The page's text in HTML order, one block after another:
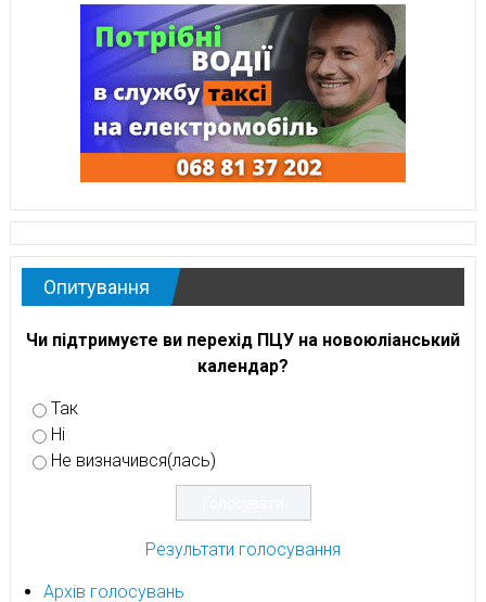
Опитування
Чи підтримуєте ви перехід ПЦУ на новоюліанський
календар?
Так
Ні
Не визначився(лась)
Результати голосування
Архів голосувань